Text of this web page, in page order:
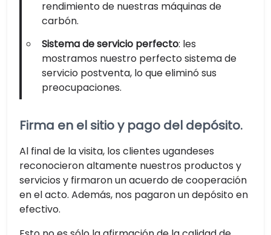
rendimiento de nuestras máquinas de
carbón.
Sistema de servicio perfecto: les
mostramos nuestro perfecto sistema de
servicio postventa, lo que eliminó sus
preocupaciones.
Firma en el sitio y pago del depósito.
Al final de la visita, los clientes ugandeses
reconocieron altamente nuestros productos y
servicios y firmaron un acuerdo de cooperación
en el acto. Además, nos pagaron un depósito en
efectivo.